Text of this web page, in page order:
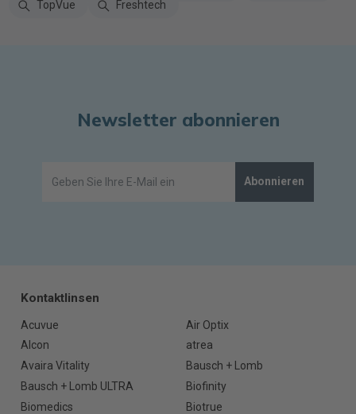
TopVue
Freshtech
Newsletter abonnieren
Abonnieren
Kontaktlinsen
Acuvue
Air Optix
Alcon
atrea
Avaira Vitality
Bausch + Lomb
Bausch + Lomb ULTRA
Biofinity
Biomedics
Biotrue